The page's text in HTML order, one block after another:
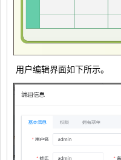
用户编辑界面如下所示。